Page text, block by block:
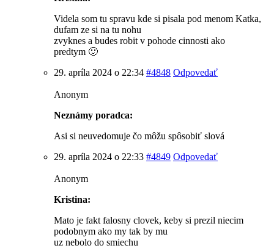
Videla som tu spravu kde si pisala pod menom Katka,
dufam ze si na tu nohu
zvyknes a budes robit v pohode cinnosti ako
predtym 🙂
29. apríla 2024 o 22:34 #4848 Odpovedať
Anonym
Neznámy poradca:
Asi si neuvedomuje čo môžu spôsobiť slová
29. apríla 2024 o 22:33 #4849 Odpovedať
Anonym
Kristina:
Mato je fakt falosny clovek, keby si prezil niecim
podobnym ako my tak by mu
uz nebolo do smiechu